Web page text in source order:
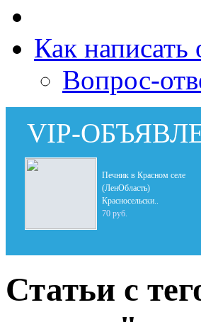
Как написать
Вопрос-
VIP-
Печник в Красном селе
(ЛенОбласть)
Красносельски..
70 руб.
Статьи с